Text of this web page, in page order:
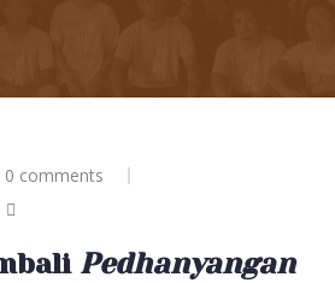
0 comments
Pedhanyangan